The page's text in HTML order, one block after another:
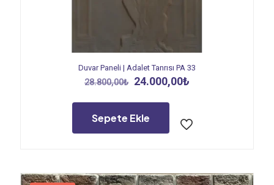
Duvar Paneli | Adalet Tanrısı PA 33
28.800,00₺ Orijinal
28.800,00₺.
24.000,00₺
Sepete Ekle